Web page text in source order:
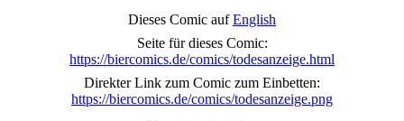
Dieses Comic aufEnglish
Seite für dieses Comic:
https://biercomics.de/comics/todesanzeige.html
Direkter Link zum Comic zum Einbetten:
https://biercomics.de/comics/todesanzeige.png